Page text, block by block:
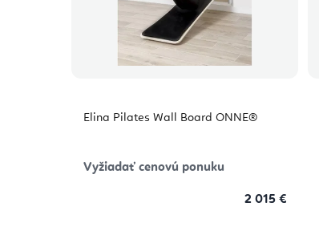
Elina Pilates Wall Board ONNE®
Vyžiadať cenovú ponuku
2 015 €